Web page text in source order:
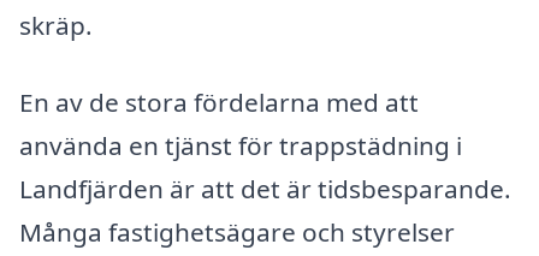
skräp.
En av de stora fördelarna med att
använda en tjänst för trappstädning i
Landfjärden är att det är tidsbesparande.
Många fastighetsägare och styrelser